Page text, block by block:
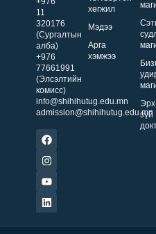
11
320176
(Сургалтын
алба)
+976
77661991
(Элсэлтийн
комисс)
info@shihihutug.edu.mn
admission@shihihutug.edu.mn
хөгжил
Мэдээ
Арга
хэмжээ
Эрх
зүй